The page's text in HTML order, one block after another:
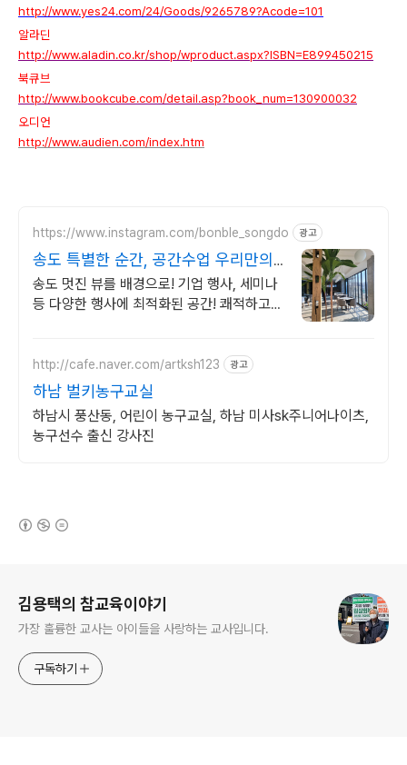
http://www.yes24.com/24/Goods/9265789?Acode=101
알라딘
http://www.aladin.co.kr/shop/wproduct.aspx?ISBN=E899450215
북큐브
http://www.bookcube.com/detail.asp?book_num=130900032
오디언
http://www.audien.com/index.htm
https://www.instagram.com/bonble_songdo 광고
송도 특별한 순간, 공간수업 우리만의
특별한 장소!
송도 멋진 뷰를 배경으로! 기업 행사, 세미나
등 다양한 행사에 최적화된 공간! 쾌적하고
http://cafe.naver.com/artksh123 광고
하남 벌키농구교실
하남시 풍산동, 어린이 농구교실, 하남 미사sk주니어나이츠,
농구선수 출신 강사진
김용택의 참교육이야기
가장 훌륭한 교사는 아이들을 사랑하는 교사입니다.
구독하기